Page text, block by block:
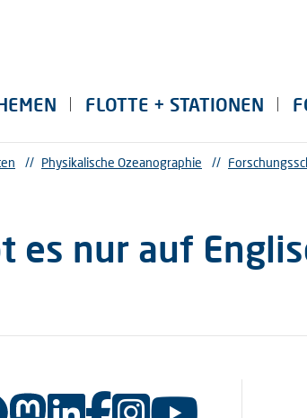
FLOTTE + STATIONEN
// Physikalische Ozeanographie //
es nur auf